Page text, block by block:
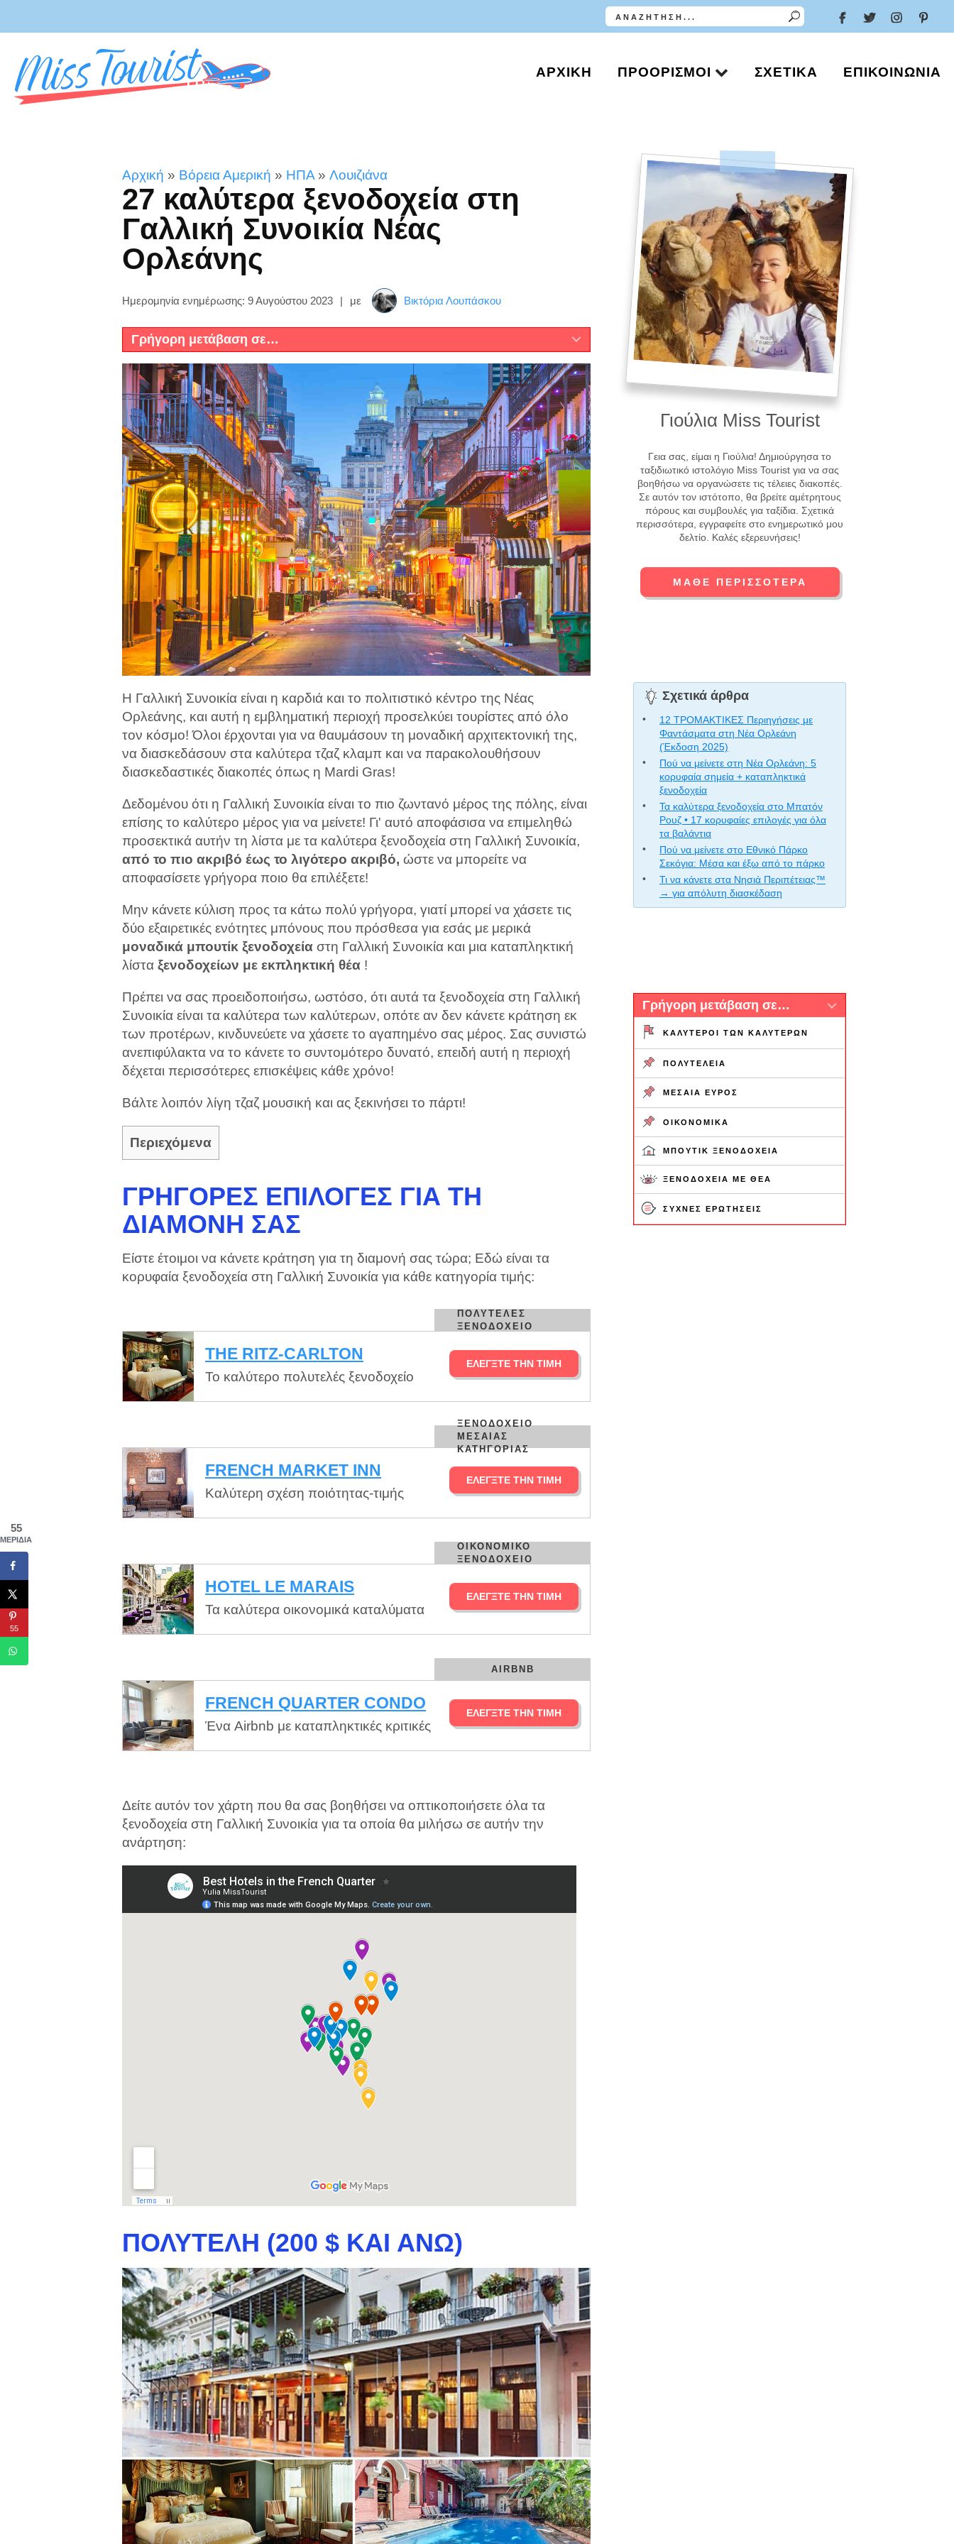
ΑΡΧΙΚΉ ΠΡΟΟΡΙΣΜΟΊ ΣΧΕΤΙΚΆ ΕΠΙΚΟΙΝΩΝΊΑ
Αρχική » Βόρεια Αμερική » ΗΠΑ » Λουιζιάνα
27 καλύτερα ξενοδοχεία στη
Γαλλική Συνοικία Νέας
Ορλεάνης
Ημερομηνία ενημέρωσης: 9 Αυγούστου 2023 | με Βικτόρια Λουπάσκου
Γρήγορη μετάβαση σε…
Η Γαλλική Συνοικία είναι η καρδιά και το πολιτιστικό κέντρο της Νέας
Ορλεάνης, και αυτή η εμβληματική περιοχή προσελκύει τουρίστες από όλο
τον κόσμο! Όλοι έρχονται για να θαυμάσουν τη μοναδική αρχιτεκτονική της,
να διασκεδάσουν στα καλύτερα τζαζ κλαμπ και να παρακολουθήσουν
διασκεδαστικές διακοπές όπως η Mardi Gras!
Δεδομένου ότι η Γαλλική Συνοικία είναι το πιο ζωντανό μέρος της πόλης, είναι
επίσης το καλύτερο μέρος για να μείνετε! Γι' αυτό αποφάσισα να επιμεληθώ
προσεκτικά αυτήν τη λίστα με τα καλύτερα ξενοδοχεία στη Γαλλική Συνοικία,
από το πιο ακριβό έως το λιγότερο ακριβό, ώστε να μπορείτε να
αποφασίσετε γρήγορα ποιο θα επιλέξετε!
Μην κάνετε κύλιση προς τα κάτω πολύ γρήγορα, γιατί μπορεί να χάσετε τις
δύο εξαιρετικές ενότητες μπόνους που πρόσθεσα για εσάς με μερικά
μοναδικά μπουτίκ ξενοδοχεία στη Γαλλική Συνοικία και μια καταπληκτική
λίστα ξενοδοχείων με εκπληκτική θέα !
Πρέπει να σας προειδοποιήσω, ωστόσο, ότι αυτά τα ξενοδοχεία στη Γαλλική
Συνοικία είναι τα καλύτερα των καλύτερων, οπότε αν δεν κάνετε κράτηση εκ
των προτέρων, κινδυνεύετε να χάσετε το αγαπημένο σας μέρος. Σας συνιστώ
ανεπιφύλακτα να το κάνετε το συντομότερο δυνατό, επειδή αυτή η περιοχή
δέχεται περισσότερες επισκέψεις κάθε χρόνο!
Βάλτε λοιπόν λίγη τζαζ μουσική και ας ξεκινήσει το πάρτι!
Περιεχόμενα
ΓΡΉΓΟΡΕΣ ΕΠΙΛΟΓΈΣ ΓΙΑ ΤΗ
ΔΙΑΜΟΝΉ ΣΑΣ
Είστε έτοιμοι να κάνετε κράτηση για τη διαμονή σας τώρα; Εδώ είναι τα
κορυφαία ξενοδοχεία στη Γαλλική Συνοικία για κάθε κατηγορία τιμής:
ΠΟΛΥΤΕΛΈΣ
ΞΕΝΟΔΟΧΕΊΟ
THE RITZ-CARLTON
Το καλύτερο πολυτελές ξενοδοχείο
ΕΛΈΓΞΤΕ ΤΗΝ ΤΙΜΉ
ΞΕΝΟΔΟΧΕΊΟ
ΜΕΣΑΊΑΣ
ΚΑΤΗΓΟΡΊΑΣ
FRENCH MARKET INN
Καλύτερη σχέση ποιότητας-τιμής
ΕΛΈΓΞΤΕ ΤΗΝ ΤΙΜΉ
ΟΙΚΟΝΟΜΙΚΌ
ΞΕΝΟΔΟΧΕΊΟ
HOTEL LE MARAIS
Τα καλύτερα οικονομικά καταλύματα
ΕΛΈΓΞΤΕ ΤΗΝ ΤΙΜΉ
AIRBNB
FRENCH QUARTER CONDO
Ένα Airbnb με καταπληκτικές κριτικές
ΕΛΈΓΞΤΕ ΤΗΝ ΤΙΜΉ
Δείτε αυτόν τον χάρτη που θα σας βοηθήσει να οπτικοποιήσετε όλα τα
ξενοδοχεία στη Γαλλική Συνοικία για τα οποία θα μιλήσω σε αυτήν την
ανάρτηση:
ΠΟΛΥΤΕΛΉ (200 $ ΚΑΙ ΆΝΩ)
Γιούλια Miss Tourist
Γεια σας, είμαι η Γιούλια! Δημιούργησα το
ταξιδιωτικό ιστολόγιο Miss Tourist για να σας
βοηθήσω να οργανώσετε τις τέλειες διακοπές.
Σε αυτόν τον ιστότοπο, θα βρείτε αμέτρητους
πόρους και συμβουλές για ταξίδια. Σχετικά
περισσότερα, εγγραφείτε στο ενημερωτικό μου
δελτίο. Καλές εξερευνήσεις!
ΜΆΘΕ ΠΕΡΙΣΣΌΤΕΡΑ
Σχετικά άρθρα
12 ΤΡΟΜΑΚΤΙΚΕΣ Περιηγήσεις με
Φαντάσματα στη Νέα Ορλεάνη
(Έκδοση 2025)
Πού να μείνετε στη Νέα Ορλεάνη: 5
κορυφαία σημεία + καταπληκτικά
ξενοδοχεία
Τα καλύτερα ξενοδοχεία στο Μπατόν
Ρουζ • 17 κορυφαίες επιλογές για όλα
τα βαλάντια
Πού να μείνετε στο Εθνικό Πάρκο
Σεκόγια: Μέσα και έξω από το πάρκο
Τι να κάνετε στα Νησιά Περιπέτειας™
→ για απόλυτη διασκέδαση
Γρήγορη μετάβαση σε…
ΚΑΛΎΤΕΡΟΙ ΤΩΝ ΚΑΛΎΤΕΡΩΝ
ΠΟΛΥΤΈΛΕΙΑ
ΜΕΣΑΊΑ ΕΎΡΟΣ
ΟΙΚΟΝΟΜΙΚΆ
ΜΠΟΥΤΊΚ ΞΕΝΟΔΟΧΕΊΑ
ΞΕΝΟΔΟΧΕΊΑ ΜΕ ΘΈΑ
ΣΥΧΝΈΣ ΕΡΩΤΉΣΕΙΣ
55
ΜΕΡΊΔΙΑ
55